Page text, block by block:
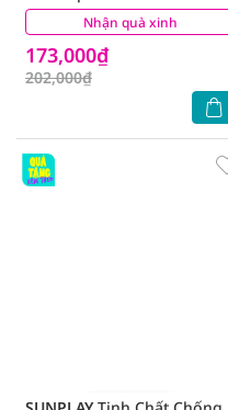
Nhận quà xinh
Happiness Aura Rose
SPF50+ PA++++ 50g
173,000₫
202,000₫
(6)